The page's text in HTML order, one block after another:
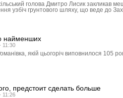
голова Дмитро Лисик закликав
узбіч грунтового шляху, що веде до
найменших
11:30
якій цьогоріч виповнилося 105
предстоит сделать больше
11:26